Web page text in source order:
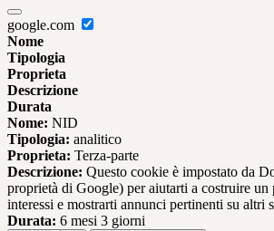
google.com
Nome
Tipologia
Proprieta
Descrizione
Durata
Nome: NID
Tipologia: analitico
Proprieta: Terza-parte
Descrizione: Questo cookie è impostato da
proprietà di Google) per aiutarti a costruire
interessi e mostrarti annunci pertinenti su altri
Durata: 6 mesi 3 giorni